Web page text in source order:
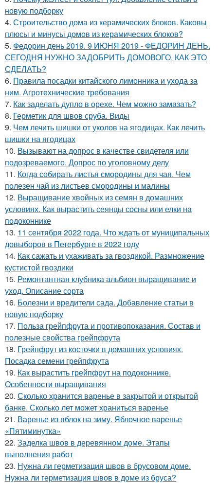
новую подборку
4. Строительство дома из керамических блоков. Каковы
плюсы и минусы домов из керамических блоков?
5. Федорин день 2019. 9 ИЮНЯ 2019 - ФЕДОРИН ДЕНЬ.
СЕГОДНЯ НУЖНО ЗАДОБРИТЬ ДОМОВОГО, КАК ЭТО
СДЕЛАТЬ?
6. Правила посадки китайского лимонника и ухода за
ним. Агротехнические требования
7. Как заделать дупло в орехе. Чем можно замазать?
8. Герметик для швов сруба. Виды
9. Чем лечить шишки от уколов на ягодицах. Как лечить
шишки на ягодицах
10. Вызывают на допрос в качестве свидетеля или
подозреваемого. Допрос по уголовному делу
11. Когда собирать листья смородины для чая. Чем
полезен чай из листьев смородины и малины
12. Выращивание хвойных из семян в домашних
условиях. Как вырастить сеянцы сосны или елки на
подоконнике
13. 11 сентября 2022 года. Что ждать от муниципальных
довыборов в Петербурге в 2022 году
14. Как сажать и ухаживать за гвоздикой. Размножение
кустистой гвоздики
15. Ремонтантная клубника альбион выращивание и
уход. Описание сорта
16. Болезни и вредители сада. Добавление статьи в
новую подборку
17. Польза грейпфрута и противопоказания. Состав и
полезные свойства грейпфрута
18. Грейпфрут из косточки в домашних условиях.
Посадка семени грейпфрута
19. Как вырастить грейпфрут на подоконнике.
Особенности выращивания
20. Сколько хранится варенье в закрытой и открытой
банке. Сколько лет может храниться варенье
21. Варенье из яблок на зиму. Яблочное варенье
«Пятиминутка»
22. Заделка швов в деревянном доме. Этапы
выполнения работ
23. Нужна ли герметизация швов в брусовом доме.
Нужна ли герметизация швов в доме из бруса?